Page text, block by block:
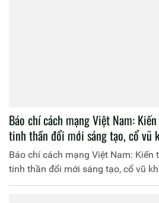
Báo chí cách mạng Việt Nam:
tinh thần đổi mới sáng tạo, cổ vũ
Báo chí cách mạng Việt Nam: Kiến
tinh thần đổi mới sáng tạo, cổ vũ